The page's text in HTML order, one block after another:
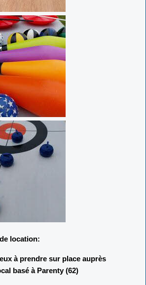
location:
à prendre sur place auprès
basé à Parenty (62)